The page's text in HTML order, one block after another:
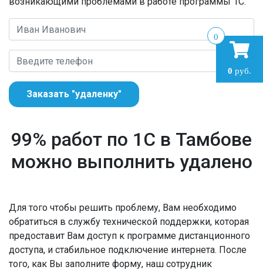
Заказать "удаленку"
99% работ по 1С в Тамбове
можно выполнить удалено
Для того чтобы решить проблему, Вам необходимо
обратиться в службу технической поддержки, которая
предоставит Вам доступ к программе дистанционного
доступа, и стабильное подключение интернета. После
того, как Вы заполните форму, наш сотрудник
0
0 руб.